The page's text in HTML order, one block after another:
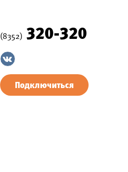
(8352) 320-320
Подключиться